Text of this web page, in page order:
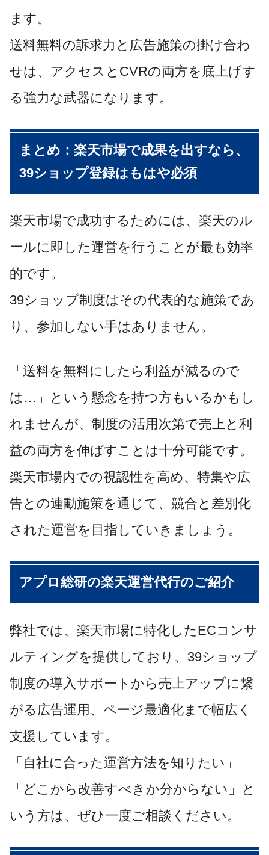
ます。
送料無料の訴求力と広告施策の掛け合わ
せは、アクセスとCVRの両方を底上げす
る強力な武器になります。
まとめ：楽天市場で成果を出すなら、
39ショップ登録はもはや必須
楽天市場で成功するためには、楽天のル
ールに即した運営を行うことが最も効率
的です。
39ショップ制度はその代表的な施策であ
り、参加しない手はありません。
「送料を無料にしたら利益が減るので
は…」という懸念を持つ方もいるかもし
れませんが、制度の活用次第で売上と利
益の両方を伸ばすことは十分可能です。
楽天市場内での視認性を高め、特集や広
告との連動施策を通じて、競合と差別化
された運営を目指していきましょう。
アプロ総研の楽天運営代行のご紹介
弊社では、楽天市場に特化したECコンサ
ルティングを提供しており、39ショップ
制度の導入サポートから売上アップに繋
がる広告運用、ページ最適化まで幅広く
支援しています。
「自社に合った運営方法を知りたい」
「どこから改善すべきか分からない」と
いう方は、ぜひ一度ご相談ください。